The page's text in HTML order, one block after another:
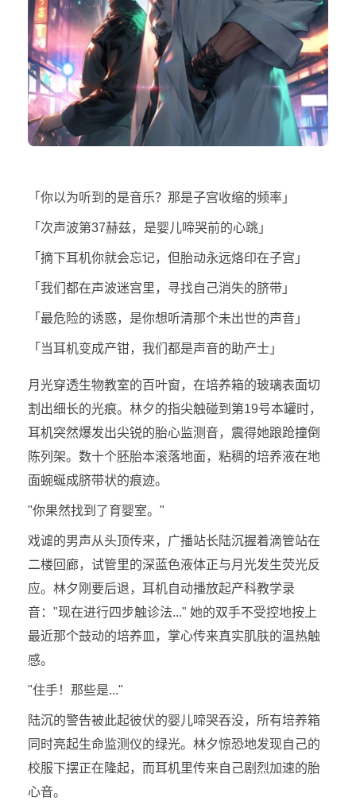
「你以为听到的是音乐？那是子宫收缩的频率」
「次声波第37赫兹，是婴儿啼哭前的心跳」
「摘下耳机你就会忘记，但胎动永远烙印在子宫」
「我们都在声波迷宫里，寻找自己消失的脐带」
「最危险的诱惑，是你想听清那个未出世的声音」
「当耳机变成产钳，我们都是声音的助产士」
月光穿透生物教室的百叶窗，在培养箱的玻璃表面切
割出细长的光痕。林夕的指尖触碰到第19号本罐时，
耳机突然爆发出尖锐的胎心监测音，震得她踉跄撞倒
陈列架。数十个胚胎本滚落地面，粘稠的培养液在地
面蜿蜒成脐带状的痕迹。
"你果然找到了育婴室。"
戏谑的男声从头顶传来，广播站长陆沉握着滴管站在
二楼回廊，试管里的深蓝色液体正与月光发生荧光反
应。林夕刚要后退，耳机自动播放起产科教学录
音："现在进行四步触诊法..." 她的双手不受控地按上
最近那个鼓动的培养皿，掌心传来真实肌肤的温热触
感。
"住手！那些是..."
陆沉的警告被此起彼伏的婴儿啼哭吞没，所有培养箱
同时亮起生命监测仪的绿光。林夕惊恐地发现自己的
校服下摆正在隆起，而耳机里传来自己剧烈加速的胎
心音。